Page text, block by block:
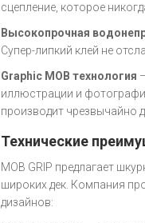
сцепление, которое
Высокопрочная
Супер-липкий клей не
Graphic MOB технология
иллюстрации и
производит чрезвычайно
Технические
MOB GRIP предлагает
широких дек. Компания
дизайнов: